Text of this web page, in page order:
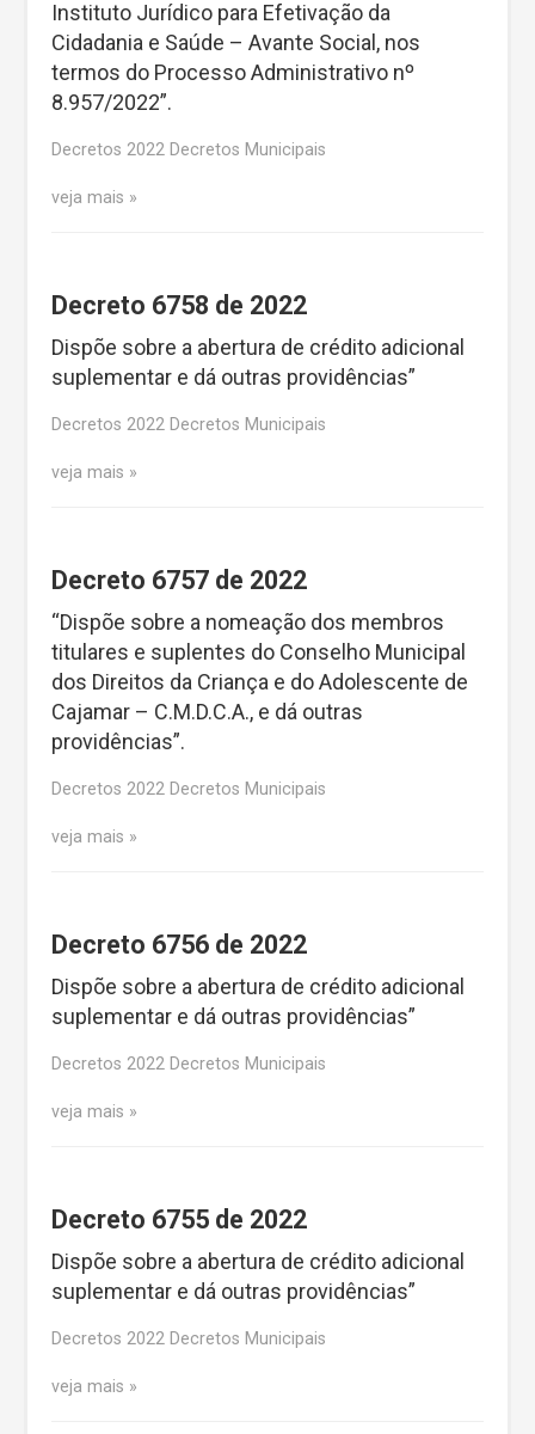
Instituto Jurídico para Efetivação da
Cidadania e Saúde – Avante Social, nos
termos do Processo Administrativo nº
8.957/2022”.
Decretos 2022 Decretos Municipais
veja mais
Decreto 6758 de 2022
Dispõe sobre a abertura de crédito adicional
suplementar e dá outras providências”
Decretos 2022 Decretos Municipais
veja mais
Decreto 6757 de 2022
“Dispõe sobre a nomeação dos membros
titulares e suplentes do Conselho Municipal
dos Direitos da Criança e do Adolescente de
Cajamar – C.M.D.C.A., e dá outras
providências”.
Decretos 2022 Decretos Municipais
veja mais
Decreto 6756 de 2022
Dispõe sobre a abertura de crédito adicional
suplementar e dá outras providências”
Decretos 2022 Decretos Municipais
veja mais
Decreto 6755 de 2022
Dispõe sobre a abertura de crédito adicional
suplementar e dá outras providências”
Decretos 2022 Decretos Municipais
veja mais